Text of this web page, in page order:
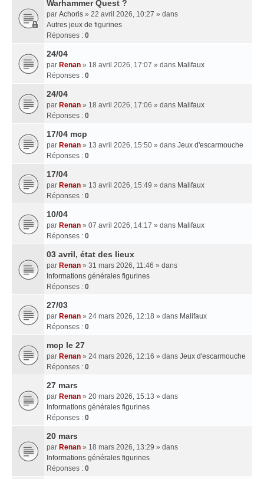
Warhammer Quest ?
par Achoris » 22 avril 2026, 10:27 » dans
Autres jeux de figurines
Réponses : 0
24/04
par Renan » 18 avril 2026, 17:07 » dans Malifaux
Réponses : 0
24/04
par Renan » 18 avril 2026, 17:06 » dans Malifaux
Réponses : 0
17/04 mcp
par Renan » 13 avril 2026, 15:50 » dans Jeux d'escarmouche
Réponses : 0
17/04
par Renan » 13 avril 2026, 15:49 » dans Malifaux
Réponses : 0
10/04
par Renan » 07 avril 2026, 14:17 » dans Malifaux
Réponses : 0
03 avril, état des lieux
par Renan » 31 mars 2026, 11:46 » dans
Informations générales figurines
Réponses : 0
27/03
par Renan » 24 mars 2026, 12:18 » dans Malifaux
Réponses : 0
mcp le 27
par Renan » 24 mars 2026, 12:16 » dans Jeux d'escarmouche
Réponses : 0
27 mars
par Renan » 20 mars 2026, 15:13 » dans
Informations générales figurines
Réponses : 0
20 mars
par Renan » 18 mars 2026, 13:29 » dans
Informations générales figurines
Réponses : 0